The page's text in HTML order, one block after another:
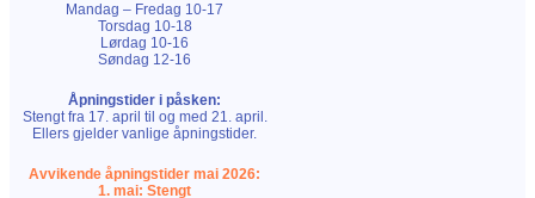
Mandag – Fredag 10-17
Torsdag 10-18
Lørdag 10-16
Søndag 12-16
Åpningstider i påsken:
Stengt fra 17. april til og med 21. april.
Ellers gjelder vanlige åpningstider.
Avvikende åpningstider mai 2026:
1. mai: Stengt